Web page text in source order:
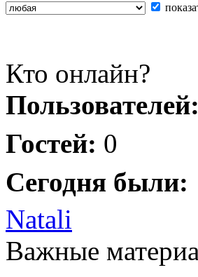
Кто онлайн?
Пользователей:
Гостей: 0
Сегодня были:
Natali
Важные